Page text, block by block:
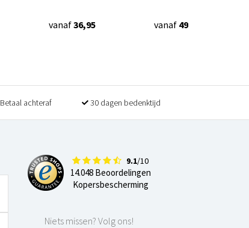
vanaf36,95 vanaf 49,90
Betaal achteraf 30 dagen bedenktijd
9.1/10
14.048 Beoordelingen
Kopersbescherming
Niets missen? Volg ons!